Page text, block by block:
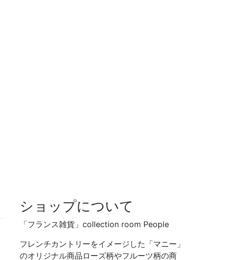
ショップについて
「フランス雑貨」collection room People
フレンチカントリーをイメージした「マニー」
のオリジナル商品ローズ柄やフルーツ柄の商